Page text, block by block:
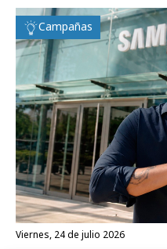
Campañas
viernes, 24 de julio 2026